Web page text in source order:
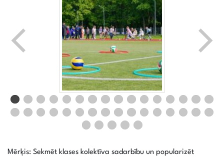
Mērķis: Sekmēt klases kolektīva sadarbību un popularizēt